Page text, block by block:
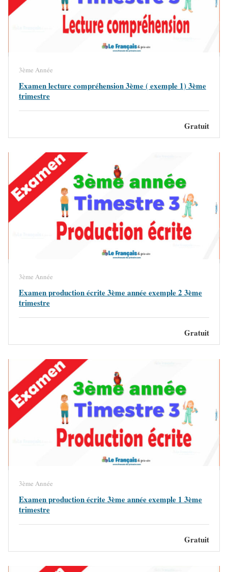
3ème Année
Examen lecture compréhension 3ème ( exemple 1) 3ème
trimestre
Gratuit
3ème Année
Examen production écrite 3ème année exemple 2 3ème
trimestre
Gratuit
3ème Année
Examen production écrite 3ème année exemple 1 3ème
trimestre
Gratuit